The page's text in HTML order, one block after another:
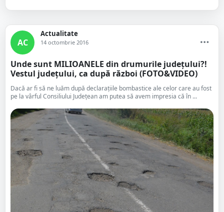
AC
Actualitate
14 octombrie 2016
Unde sunt MILIOANELE din drumurile județului?!
Vestul județului, ca după război (FOTO&VIDEO)
Dacă ar fi să ne luăm după declarațiile bombastice ale celor care au fost
pe la vârful Consiliului Județean am putea să avem impresia că în ...